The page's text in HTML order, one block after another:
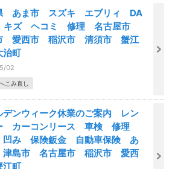
あま市 スズキ エブリィ DA
キズ ヘコミ 修理 名古屋市
愛西市 稲沢市 清須市 蟹江
町
02
こみ直し
デンウィーク休業のご案内 レン
カーコンリース 車検 修理
み 保険鈑金 自動車保険 あ
島市 名古屋市 稲沢市 愛西
町